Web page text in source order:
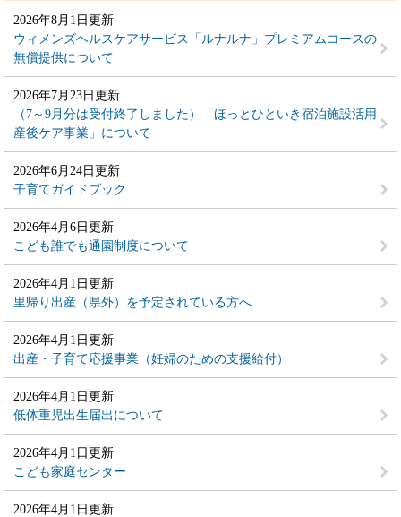
2026年8月1日更新
ウィメンズヘルスケアサービス「ルナルナ」プレミアムコースの
無償提供について
2026年7月23日更新
（7～9月分は受付終了しました）「ほっとひといき宿泊施設活用
産後ケア事業」について
2026年6月24日更新
子育てガイドブック
2026年4月6日更新
こども誰でも通園制度について
2026年4月1日更新
里帰り出産（県外）を予定されている方へ
2026年4月1日更新
出産・子育て応援事業（妊婦のための支援給付）
2026年4月1日更新
低体重児出生届出について
2026年4月1日更新
こども家庭センター
2026年4月1日更新